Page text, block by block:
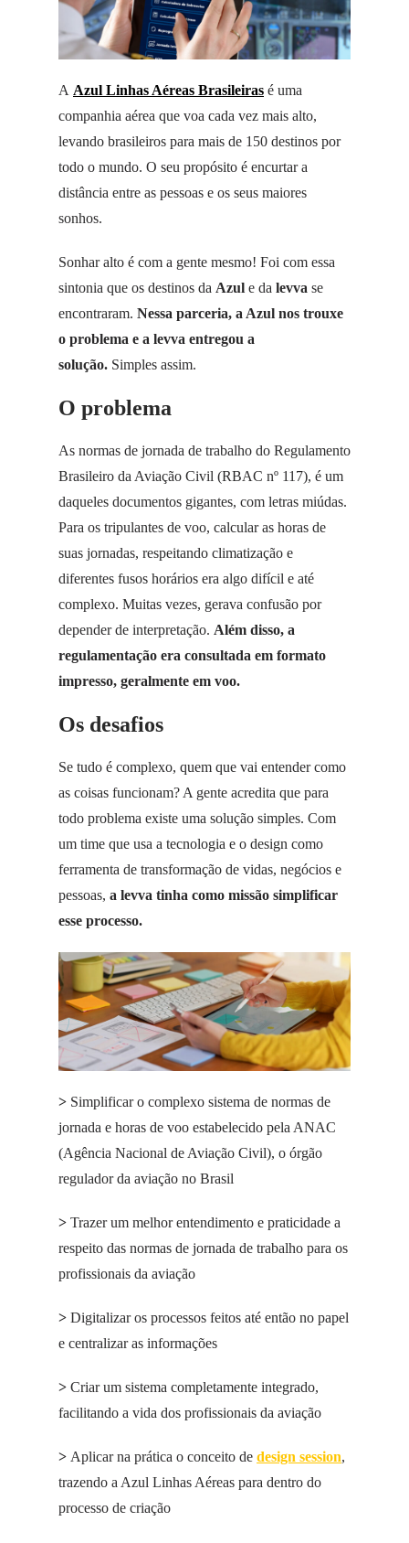
A Azul Linhas Aéreas Brasileiras é uma
companhia aérea que voa cada vez mais alto,
levando brasileiros para mais de 150 destinos por
todo o mundo. O seu propósito é encurtar a
distância entre as pessoas e os seus maiores
sonhos.
Sonhar alto é com a gente mesmo! Foi com essa
sintonia que os destinos da Azul e da levva se
encontraram. Nessa parceria, a Azul nos trouxe
o problema e a levva entregou a
solução. Simples assim.
O problema
As normas de jornada de trabalho do Regulamento
Brasileiro da Aviação Civil (RBAC nº 117), é um
daqueles documentos gigantes, com letras miúdas.
Para os tripulantes de voo, calcular as horas de
suas jornadas, respeitando climatização e
diferentes fusos horários era algo difícil e até
complexo. Muitas vezes, gerava confusão por
depender de interpretação. Além disso, a
regulamentação era consultada em formato
impresso, geralmente em voo.
Os desafios
Se tudo é complexo, quem que vai entender como
as coisas funcionam? A gente acredita que para
todo problema existe uma solução simples. Com
um time que usa a tecnologia e o design como
ferramenta de transformação de vidas, negócios e
pessoas, a levva tinha como missão simplificar
esse processo.
> Simplificar o complexo sistema de normas de
jornada e horas de voo estabelecido pela ANAC
(Agência Nacional de Aviação Civil), o órgão
regulador da aviação no Brasil
> Trazer um melhor entendimento e praticidade a
respeito das normas de jornada de trabalho para os
profissionais da aviação
> Digitalizar os processos feitos até então no papel
e centralizar as informações
> Criar um sistema completamente integrado,
facilitando a vida dos profissionais da aviação
> Aplicar na prática o conceito de design session,
trazendo a Azul Linhas Aéreas para dentro do
processo de criação